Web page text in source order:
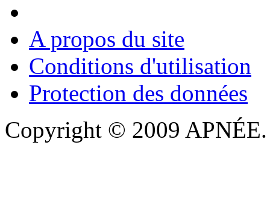
A propos du site
Conditions d'utilisation
Protection des données
Copyright © 2009 APNÉE.